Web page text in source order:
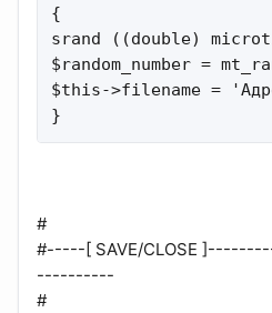
{
srand ((double)
$random_number =
$this->filename =
}
#
#-----[ SAVE/CLOSE
----------
#